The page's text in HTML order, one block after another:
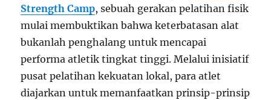
Strength Camp, sebuah gerakan pelatihan fisik
mulai membuktikan bahwa keterbatasan alat
bukanlah penghalang untuk mencapai
performa atletik tingkat tinggi. Melalui inisiatif
pusat pelatihan kekuatan lokal, para atlet
diajarkan untuk memanfaatkan prinsip-prinsip